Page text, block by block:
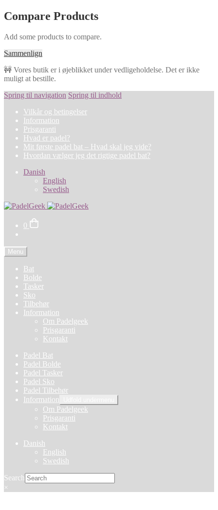
Compare Products
Add some products to compare.
Sammenlign
🚧 Vores butik er i øjeblikket under vedligeholdelse. Det er ikke
muligt at bestille.
Spring til navigation Spring til indhold
Vilkår og betingelser
Information
Prisgaranti
Hvad er padel?
Mit første padel bat – Hvad skal jeg vide?
Hvordan vælger jeg det rigtige padel bat?
Danish
English
Swedish
0
Menu
Bat
Bolde
Tasker
Sko
Tilbehør
Information
Om Padelgeek
Prisgaranti
Kontakt
Padel Bat
Padel Bolde
Padel Tasker
Padel Sko
Padel Tilbehør
Information
Om Padelgeek
Prisgaranti
Kontakt
Danish
English
Swedish
Search
×